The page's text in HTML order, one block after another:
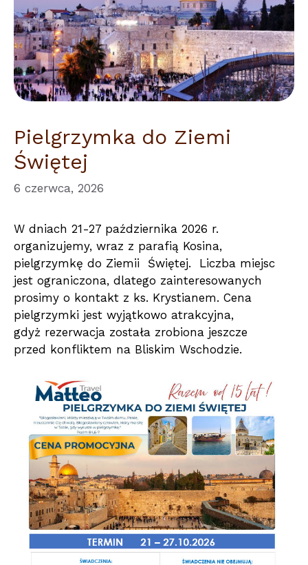
Pielgrzymka do Ziemi
Świętej
6 czerwca, 2026
W dniach 21-27 października 2026 r.
organizujemy, wraz z parafią Kosina,
pielgrzymkę do Ziemii Świętej. Liczba miejsc
jest ograniczona, dlatego zainteresowanych
prosimy o kontakt z ks. Krystianem. Cena
pielgrzymki jest wyjątkowo atrakcyjna,
gdyż rezerwacja została zrobiona jeszcze
przed konfliktem na Bliskim Wschodzie.